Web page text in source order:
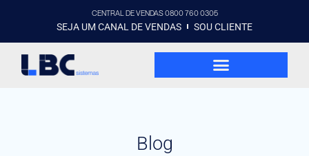
CENTRAL DE VENDAS 0800 760 0305
SEJA UM CANAL DE VENDAS SOU CLIENTE
Blog